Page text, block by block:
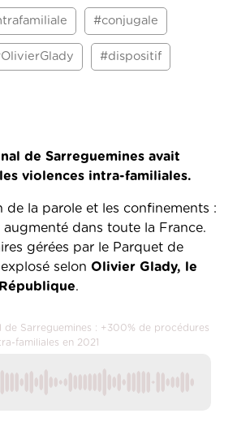
#conjugale
#dispositif
de Sarreguemines avait
violences intra-familiales.
de la parole et les confinements :
dans toute la France.
gérées par le Parquet de
selon Olivier Glady, le
.
de Sarreguemines : +300% de procédures
familiales en 2021